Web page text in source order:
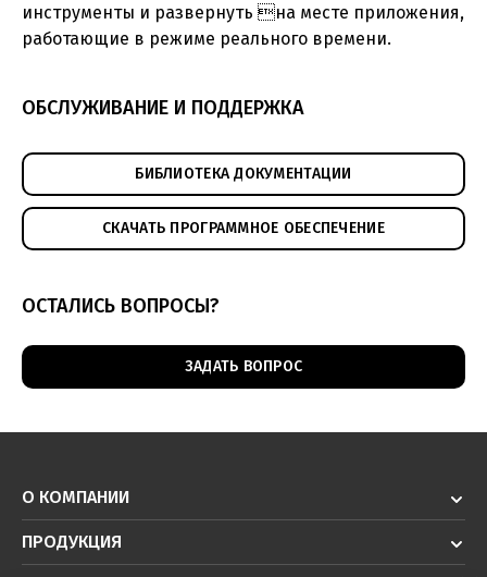
инструменты и развернуть на месте приложения,
работающие в режиме реального времени.
Техническое зрение - решения для логистики
ОБСЛУЖИВАНИЕ И ПОДДЕРЖКА
БИБЛИОТЕКА ДОКУМЕНТАЦИИ
СКАЧАТЬ ПРОГРАММНОЕ ОБЕСПЕЧЕНИЕ
ОСТАЛИСЬ ВОПРОСЫ?
ЗАДАТЬ ВОПРОС
О КОМПАНИИ
ПРОДУКЦИЯ